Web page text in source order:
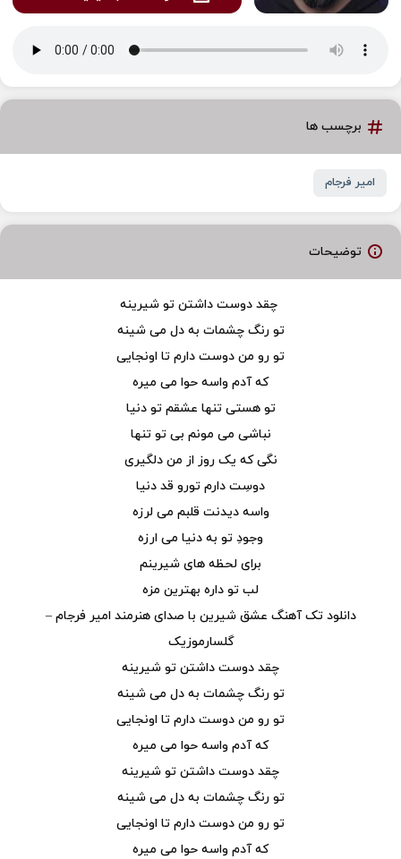
برچسب ها
امیر فرجام
توضیحات
چقد دوست داشتن تو شیرینه
تو رنگ چشمات به دل می شینه
تو رو من دوست دارم تا اونجایی
که آدم واسه حوا می میره
تو هستی تنها عشقم تو دنیا
نباشی می مونم بی تو تنها
نگی که یک روز از من دلگیری
دوسِت دارم تورو قد دنیا
واسه دیدنت قلبم می لرزه
وجودِ تو به دنیا می ارزه
برای لحظه های شیرینم
لب تو داره بهترین مزه
دانلود تک آهنگ عشق شیرین با صدای هنرمند امیر فرجام –
گلسارموزیک
چقد دوست داشتن تو شیرینه
تو رنگ چشمات به دل می شینه
تو رو من دوست دارم تا اونجایی
که آدم واسه حوا می میره
چقد دوست داشتن تو شیرینه
تو رنگ چشمات به دل می شینه
تو رو من دوست دارم تا اونجایی
که آدم واسه حوا می میره